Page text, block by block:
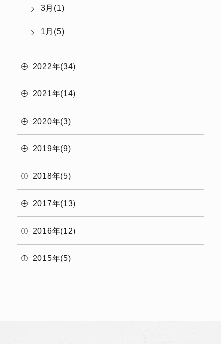
3月(1)
1月(5)
2022年(34)
2021年(14)
2020年(3)
2019年(9)
2018年(5)
2017年(13)
2016年(12)
2015年(5)